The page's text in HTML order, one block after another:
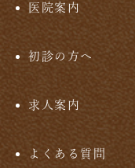
医院案内
初診の方へ
求人案内
よくある質問